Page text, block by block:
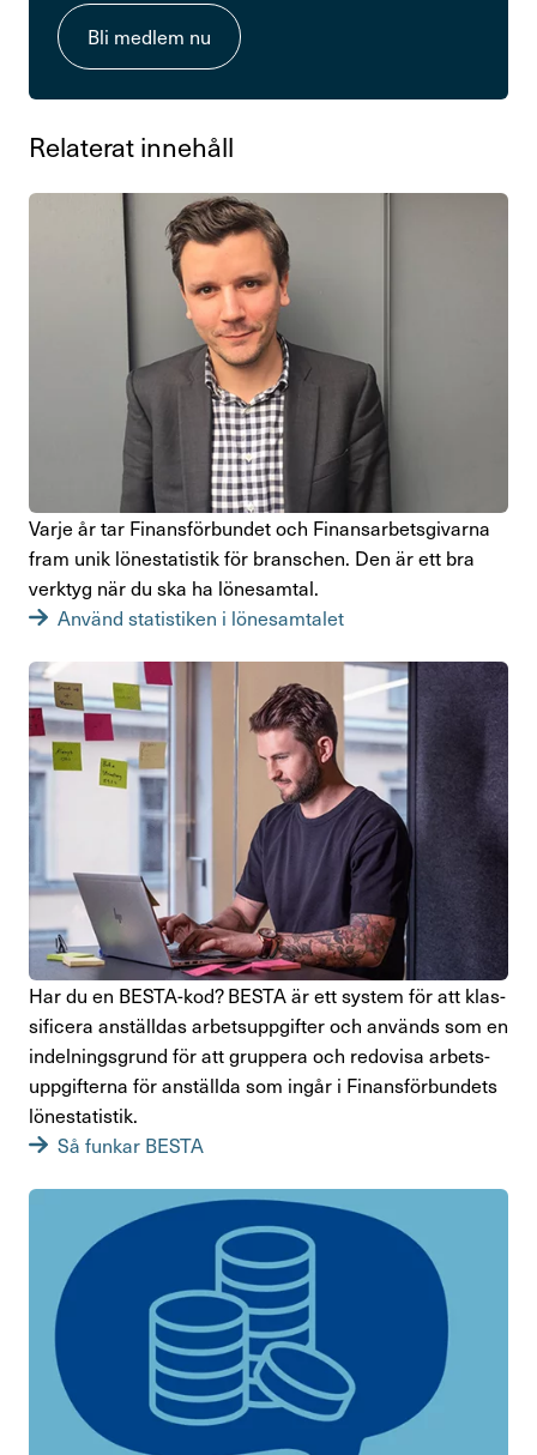
Bli medlem nu
Rela­terat inne­håll
Varje år tar Finans­för­bundet och Finans­ar­bets­gi­varna
fram unik lönesta­tistik för bran­schen. Den är ett bra
verktyg när du ska ha löne­samtal.
Använd statistiken i löne­sam­talet
Har du en BESTA-kod? BESTA är ett system för att klas­
si­fi­cera anställdas arbets­upp­gifter och används som en
indel­nings­grund för att grup­pera och redo­visa arbets­
upp­gif­terna för anställda som ingår i Finans­för­bun­dets
lönesta­tistik.
Så funkar BESTA